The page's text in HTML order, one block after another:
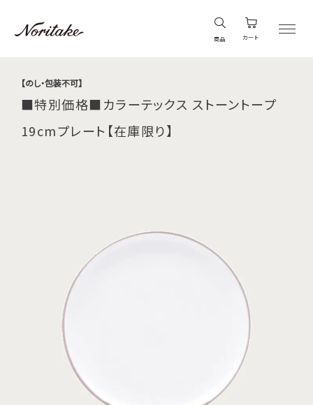
商品 カート
【のし・包装不可】
■特別価格■カラーテックス ストーントープ
19cmプレート【在庫限り】